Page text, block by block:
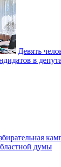
Девять
в
думы